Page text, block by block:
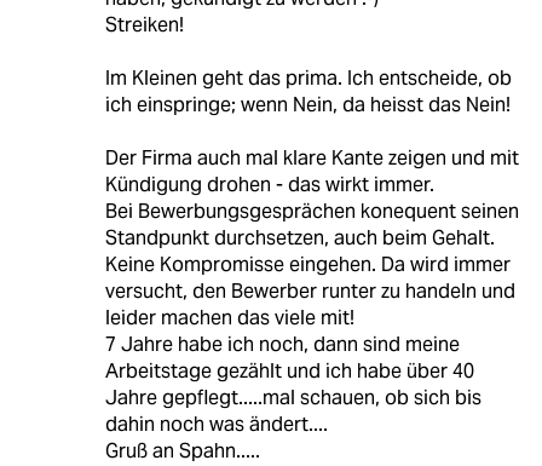
Streiken!
Im Kleinen geht das prima. Ich entscheide, ob
ich einspringe; wenn Nein, da heisst das Nein!
Der Firma auch mal klare Kante zeigen und mit
Kündigung drohen - das wirkt immer.
Bei Bewerbungsgesprächen konequent seinen
Standpunkt durchsetzen, auch beim Gehalt.
Keine Kompromisse eingehen. Da wird immer
versucht, den Bewerber runter zu handeln und
leider machen das viele mit!
7 Jahre habe ich noch, dann sind meine
Arbeitstage gezählt und ich habe über 40
Jahre gepflegt.....mal schauen, ob sich bis
dahin noch was ändert....
Gruß an Spahn.....